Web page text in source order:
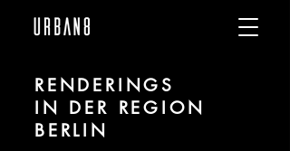
RENDERINGS
IN DER REGION
BERLIN